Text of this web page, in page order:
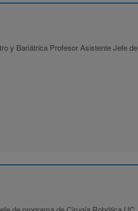
y Bariátrica Profesor Asistente Jefe de